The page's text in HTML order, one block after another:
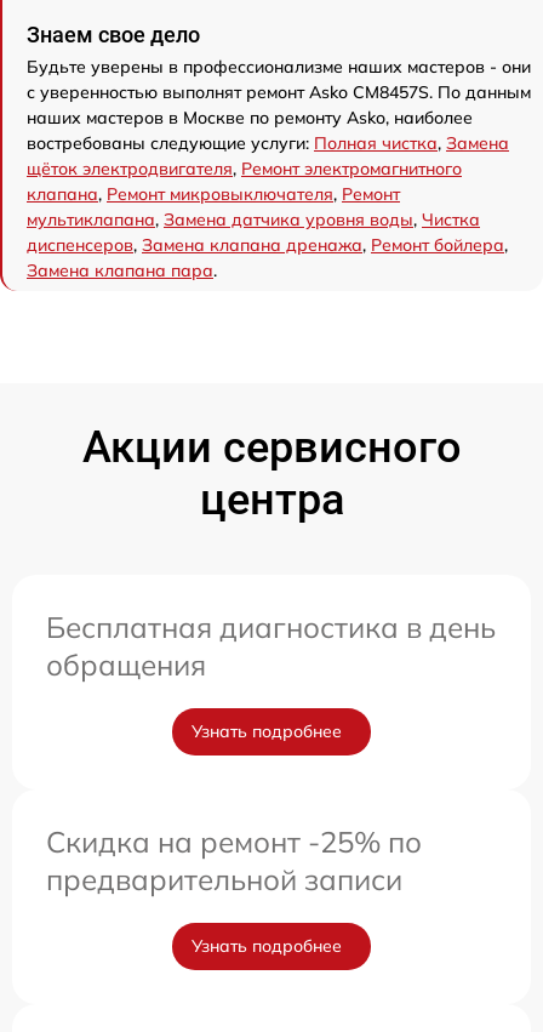
Знаем свое дело
Будьте уверены в профессионализме наших мастеров - они
с уверенностью выполнят ремонт Asko CM8457S. По данным
наших мастеров в Москве по ремонту Asko, наиболее
востребованы следующие услуги: Полная чистка, Замена
щёток электродвигателя, Ремонт электромагнитного
клапана, Ремонт микровыключателя, Ремонт
мультиклапана, Замена датчика уровня воды, Чистка
диспенсеров, Замена клапана дренажа, Ремонт бойлера,
Замена клапана пара.
Акции сервисного
центра
Бесплатная диагностика в день
обращения
Узнать подробнее
Скидка на ремонт -25% по
предварительной записи
Узнать подробнее